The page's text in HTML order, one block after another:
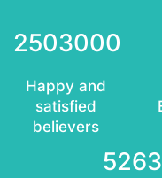
2503000
Happy and
satisfied
believers
5263